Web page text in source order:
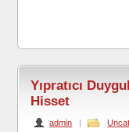
Yıpratıcı
Hisset
admin |